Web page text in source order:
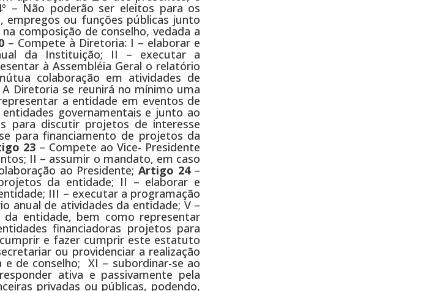
– Não poderão ser eleitos para os
empregos ou funções públicas junto
composição de conselho, vedada a
– Compete à Diretoria: I – elaborar e
da Instituição; II – executar a
à Assembléia Geral o relatório
colaboração em atividades de
A Diretoria se reunirá no mínimo uma
a entidade em eventos de
governamentais e junto ao
para discutir projetos de interesse
para financiamento de projetos da
23 – Compete ao Vice- Presidente
II – assumir o mandato, em caso
ao Presidente; Artigo 24–
da entidade; II – elaborar e
III – executar a programação
anual de atividades da entidade; V –
entidade, bem como representar
financiadoras projetos para
e fazer cumprir este estatuto
ou providenciar a realização
de conselho; XI – subordinar-se ao
ativa e passivamente pela
privadas ou públicas, podendo,